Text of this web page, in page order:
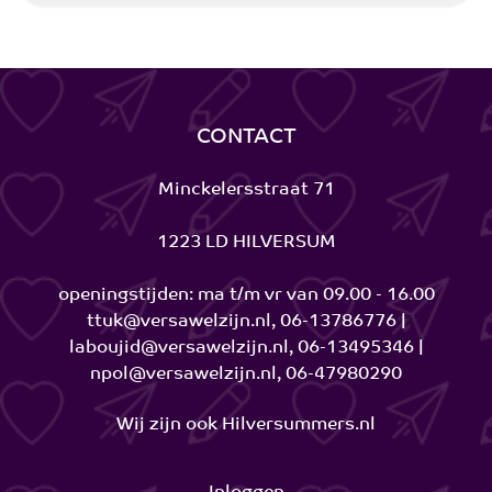
CONTACT
Minckelersstraat 71
1223 LD HILVERSUM
openingstijden: ma t/m vr van 09.00 - 16.00
ttuk@versawelzijn.nl, 06-13786776 |
laboujid@versawelzijn.nl, 06-13495346 |
npol@versawelzijn.nl, 06-47980290
Wij zijn ookHilversummers.nl